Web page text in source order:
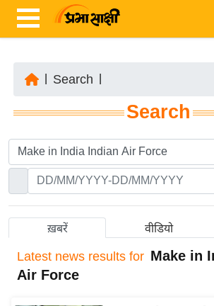
ज़ा
ख
र
ष्ट्री
अं
त
Search
Search
ख़बरें वीडियो
Latest news results for Make in
Air Force